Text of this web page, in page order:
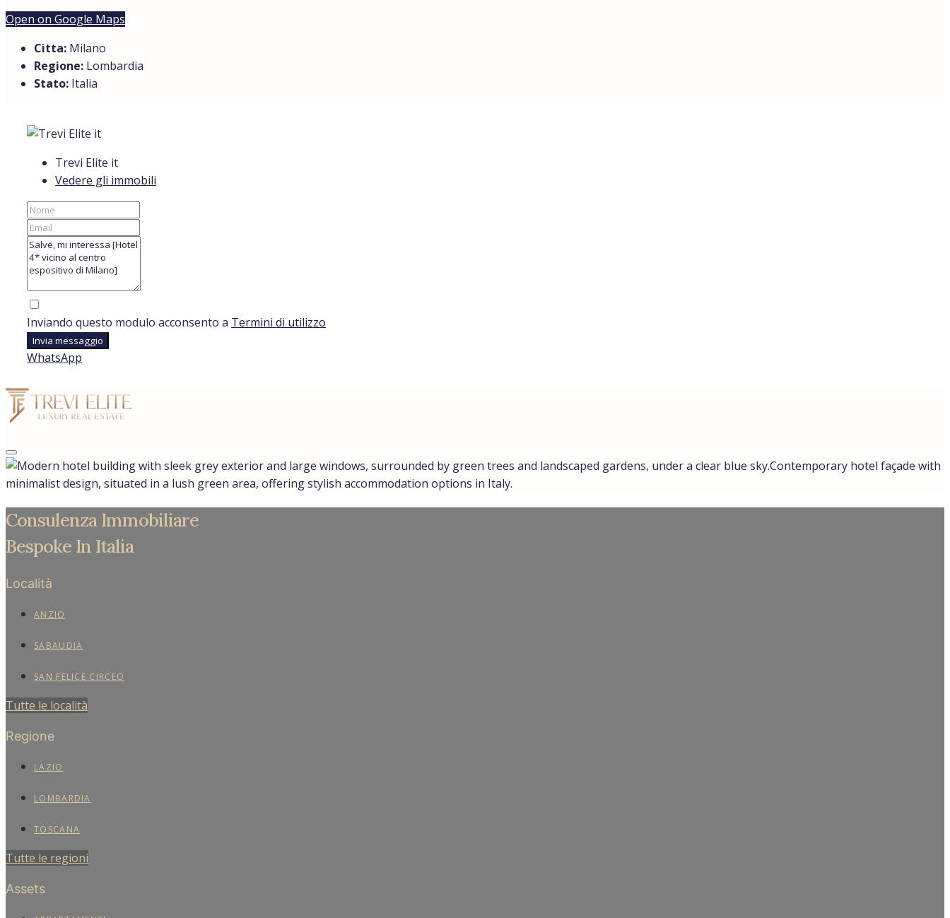
Open on Google Maps
Citta: Milano
Regione: Lombardia
Stato: Italia
Trevi Elite it
Vedere gli immobili
Inviando questo modulo acconsento a Termini di utilizzo
Invia messaggio
WhatsApp
Contemporary hotel façade with
minimalist design, situated in a lush green area, offering stylish accommodation options in Italy.
Consulenza Immobiliare
Bespoke In Italia
Località
ANZIO
SABAUDIA
SAN FELICE CIRCEO
Tutte le località
Regione
LAZIO
LOMBARDIA
TOSCANA
Tutte le regioni
Assets